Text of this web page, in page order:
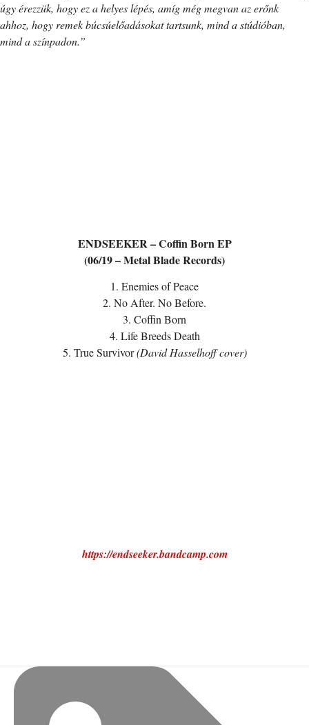
úgy érezzük, hogy ez a helyes lépés, amíg még megvan az erőnk
ahhoz, hogy remek búcsúelőadásokat tartsunk, mind a stúdióban,
mind a színpadon.”
ENDSEEKER – Coffin Born EP
(06/19 – Metal Blade Records)
1. Enemies of Peace
2. No After. No Before.
3. Coffin Born
4. Life Breeds Death
5. True Survivor(David Hasselhoff cover)
https://endseeker.bandcamp.com